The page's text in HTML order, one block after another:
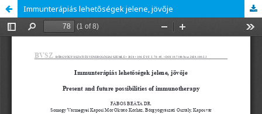
Immunterápiás lehetőségek jelene, jövője